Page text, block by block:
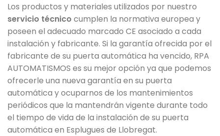
Los productos y materiales utilizados por nuestro
servicio técnico cumplen la normativa europea y
poseen el adecuado marcado CE asociado a cada
instalación y fabricante. Si la garantía ofrecida por el
fabricante de su puerta automática ha vencido, RPA
AUTOMATISMOS es su mejor opción ya que podemos
ofrecerle una nueva garantía en su puerta
automática y ocuparnos de los mantenimientos
periódicos que la mantendrán vigente durante todo
el tiempo de vida de la instalación de su puerta
automática en Esplugues de Llobregat.